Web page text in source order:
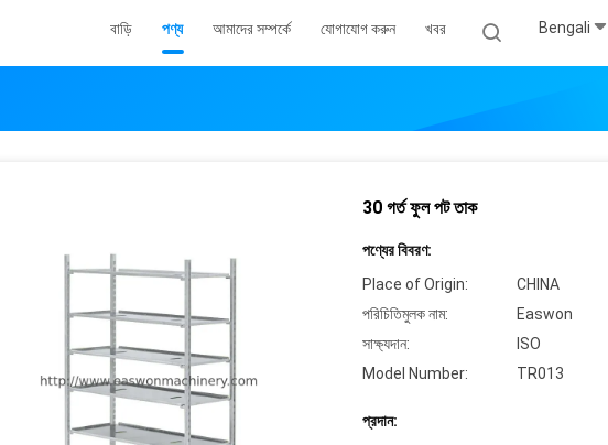
বাড়ি পণ্য আমাদের সম্পর্কে যোগাযোগ করুন খবর Bengali
30 গর্ত ফুল পট তাক
পণ্যের বিবরণ:
Place of Origin:
CHINA
পরিচিতিমুলক নাম:
Easwon
সাক্ষ্যদান:
ISO
Model Number:
TR013
প্রদান: